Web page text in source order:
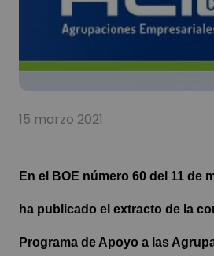
15 marzo 2021
En el BOE número 60 del 11 de
ha publicado el extracto de la
Programa de Apoyo a las